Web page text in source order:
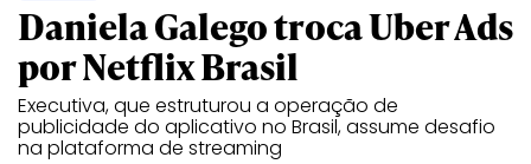
Daniela Galego troca Uber Ads
por Netflix Brasil
Executiva, que estruturou a operação de
publicidade do aplicativo no Brasil, assume desafio
na plataforma de streaming